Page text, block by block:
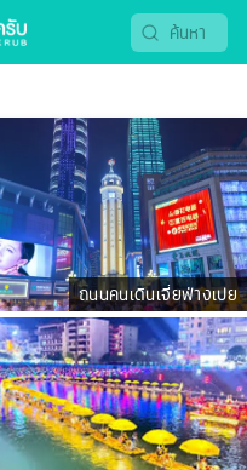
ถนนคนเดินเจี่ยฟ่างเปย